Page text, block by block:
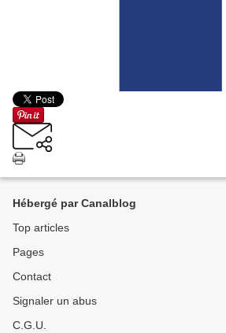
Hébergé par Canalblog
Top articles
Pages
Contact
Signaler un abus
C.G.U.